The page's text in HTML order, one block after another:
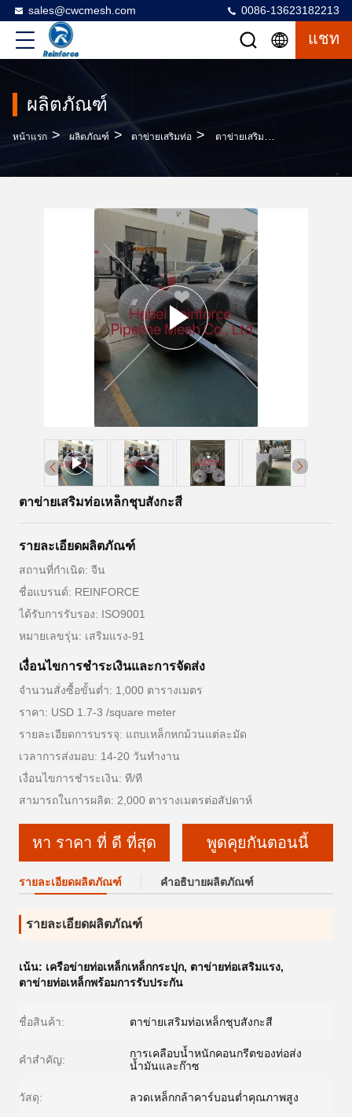
sales@cwcmesh.com 0086-13623182213
แชท
ผลิตภัณฑ์
หน้าแรก > ผลิตภัณฑ์ > ตาข่ายเสริมท่อ > ตาข่ายเสริมท่อเหล็กชุบสังกะสี
ตาข่ายเสริมท่อเหล็กชุบสังกะสี
รายละเอียดผลิตภัณฑ์
สถานที่กำเนิด: จีน
ชื่อแบรนด์: REINFORCE
ได้รับการรับรอง: ISO9001
หมายเลขรุ่น: เสริมแรง-91
เงื่อนไขการชำระเงินและการจัดส่ง
จำนวนสั่งซื้อขั้นต่ำ: 1,000 ตารางเมตร
ราคา: USD 1.7-3 /square meter
รายละเอียดการบรรจุ: แถบเหล็กหกม้วนแต่ละมัด
เวลาการส่งมอบ: 14-20 วันทำงาน
เงื่อนไขการชำระเงิน: ที/ที
สามารถในการผลิต: 2,000 ตารางเมตรต่อสัปดาห์
หา ราคา ที่ ดี ที่สุด พูดคุยกันตอนนี้
รายละเอียดผลิตภัณฑ์ คำอธิบายผลิตภัณฑ์
รายละเอียดผลิตภัณฑ์
เน้น: เครือข่ายท่อเหล็กเหล็กกระปุก, ตาข่ายท่อเสริมแรง,
ตาข่ายท่อเหล็กพร้อมการรับประกัน
ชื่อสินค้า: ตาข่ายเสริมท่อเหล็กชุบสังกะสี
คำสำคัญ:
การเคลือบน้ำหนักคอนกรีตของท่อส่ง
น้ำมันและก๊าซ
วัสดุ: ลวดเหล็กกล้าคาร์บอนต่ำคุณภาพสูง